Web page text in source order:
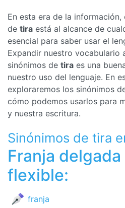
En esta era de la
de tira está al alcance de
esencial para saber usar el
Expandir nuestro vocabulario
sinónimos de tira es una
nuestro uso del lenguaje. En
exploraremos los sinónimos
cómo podemos usarlos para
y nuestra escritura.
Sinónimos de tira
Franja
flexible:
franja